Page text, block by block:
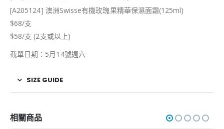
[A205124] 澳洲Swisse有機玫瑰果精華保濕面霜(125ml)
$68/支
$58/支 (2支或以上)
截單日期：5月14號週六
SIZE GUIDE
相關商品